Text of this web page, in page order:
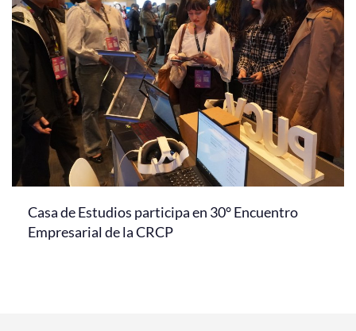
Casa de Estudios participa en 30° Encuentro
Empresarial de la CRCP